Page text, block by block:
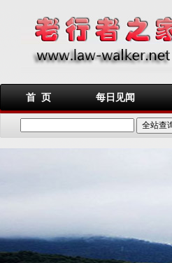
首 页 每日见闻